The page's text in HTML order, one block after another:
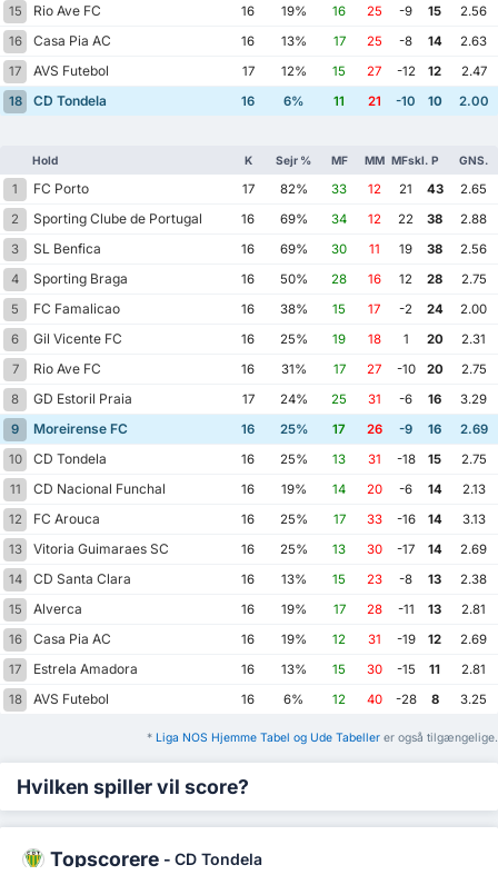
15
Rio Ave FC 16 19% 16 25 -9 15
2.56
16
Casa Pia AC 16 13% 17 25 -8 14
2.63
17
AVS Futebol 17 12% 15 27 -12 12
2.47
18
CD Tondela 16 6% 11 21 -10 10 2.00
Hold K Sejr % MF MM MFskl. P GNS.
1 FC Porto 17 82% 33 12 21 43
2.65
2
Sporting Clube de Portugal 16 69% 34 12 22 38
2.88
3
SL Benfica 16 69% 30 11 19 38
2.56
4
Sporting Braga 16 50% 28 16 12 28
2.75
5
FC Famalicao 16 38% 15 17 -2 24
2.00
6
Gil Vicente FC 16 25% 19 18 1 20
2.31
7
Rio Ave FC 16 31% 17 27 -10 20
2.75
8
GD Estoril Praia 17 24% 25 31 -6 16
3.29
9
Moreirense FC 16 25% 17 26 -9 16
2.69
10
CD Tondela 16 25% 13 31 -18 15
2.75
11
CD Nacional Funchal 16 19% 14 20 -6 14
2.13
12
FC Arouca 16 25% 17 33 -16 14
3.13
13
Vitoria Guimaraes SC 16 25% 13 30 -17 14
2.69
14
CD Santa Clara 16 13% 15 23 -8 13
2.38
15
Alverca 16 19% 17 28 -11 13
2.81
16
Casa Pia AC 16 19% 12 31 -19 12
2.69
17
Estrela Amadora 16 13% 15 30 -15 11
2.81
18
AVS Futebol 16 6% 12 40 -28 8 3.25
* Liga NOS Hjemme Tabel og Ude Tabeller er også tilgængelige.
Hvilken spiller vil score?
Topscorere - CD Tondela